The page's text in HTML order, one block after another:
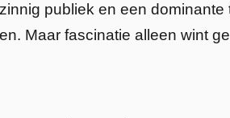
publiek en een
Maar fascinatie alleen wint